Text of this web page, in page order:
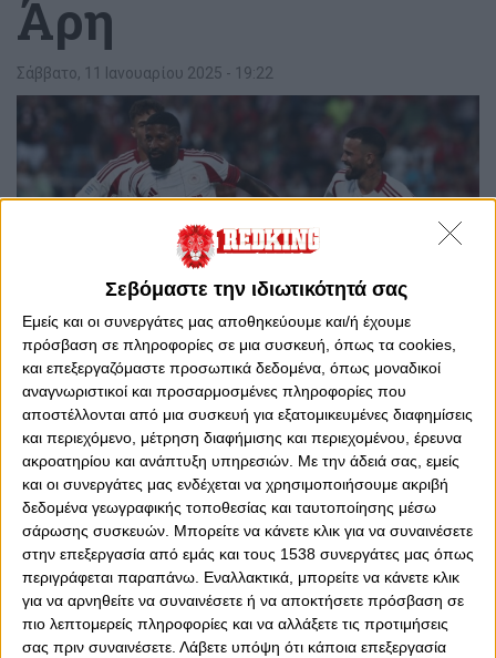
Σεβόμαστε την ιδιωτικότητά σας
Εμείς και οι συνεργάτες μας αποθηκεύουμε και/ή έχουμε
πρόσβαση σε πληροφορίες σε μια συσκευή, όπως τα cookies,
και επεξεργαζόμαστε προσωπικά δεδομένα, όπως μοναδικοί
αναγνωριστικοί και προσαρμοσμένες πληροφορίες που
αποστέλλονται από μια συσκευή για εξατομικευμένες διαφημίσεις
και περιεχόμενο, μέτρηση διαφήμισης και περιεχομένου, έρευνα
ακροατηρίου και ανάπτυξη υπηρεσιών. Με την άδειά σας, εμείς
και οι συνεργάτες μας ενδέχεται να χρησιμοποιήσουμε ακριβή
δεδομένα γεωγραφικής τοποθεσίας και ταυτοποίησης μέσω
σάρωσης συσκευών. Μπορείτε να κάνετε κλικ για να συναινέσετε
στην επεξεργασία από εμάς και τους 1538 συνεργάτες μας όπως
περιγράφεται παραπάνω. Εναλλακτικά, μπορείτε να κάνετε κλικ
για να αρνηθείτε να συναινέσετε ή να αποκτήσετε πρόσβαση σε
πιο λεπτομερείς πληροφορίες και να αλλάξετε τις προτιμήσεις
σας πριν συναινέσετε. Λάβετε υπόψη ότι κάποια επεξεργασία
Άρη
Σάββατο, 11 Ιανουαρίου 2025 - 19:22
0 0
Το ματς με τον Άρη έφτασε! Η 20η αγωνιστική της Super
League είναι εδώ και ο Ολυμπιακός ρίχνεται ξανά στη
μάχη του πρωταθλήματος, κόντρα σε όλους και σε όλα.
Στο «κάστρο» του κόντρα στον Άρη με μοναδικό στόχο
να είναι φυσικά η νίκη. Ο Θρύλος αντιμετωπίζει με όλα
του τα «όπλα» του Θεσσαλονικείς, με τον Mεντιλίμπαρ
να χρησιμοποιεί ότι καλύτερο διαθέτει προκειμένου να
έρθει η νίκη.